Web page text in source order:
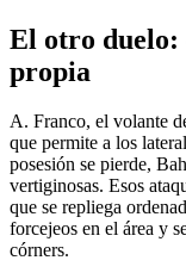
El otro duelo:
propia
A. Franco, el volante
que permite a los
posesión se pierde,
vertiginosas. Esos
que se repliega
forcejeos en el área y
córners.